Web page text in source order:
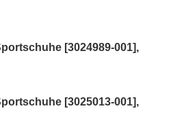
[3024989-001],
[3025013-001],